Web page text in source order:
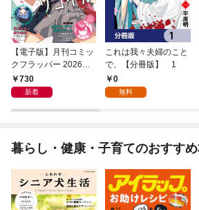
【電子版】月刊コミッ
クフラッパー 2026年9
月号730
新着
これは我々夫婦のこと
で、【分冊版】 1
0
無料
暮らし・健康・子育てのおすす